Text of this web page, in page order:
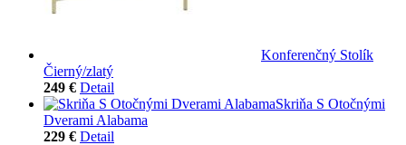
Konferenčný Stolík
Čierný/zlatý
249 € Detail
Skriňa S Otočnými
Dverami Alabama
229 € Detail